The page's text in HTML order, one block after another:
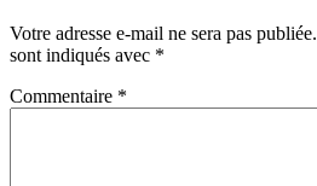
Votre adresse e-mail ne sera pas publiée.
sont indiqués avec *
Commentaire *